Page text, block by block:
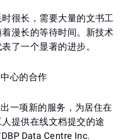
很长，需要大量的文书工
漫长的等待时间。新技术
了一个显著的进步。
心的合作
一项新的服务，为居住在
提供在线文档提交的途
Data Centre Inc.